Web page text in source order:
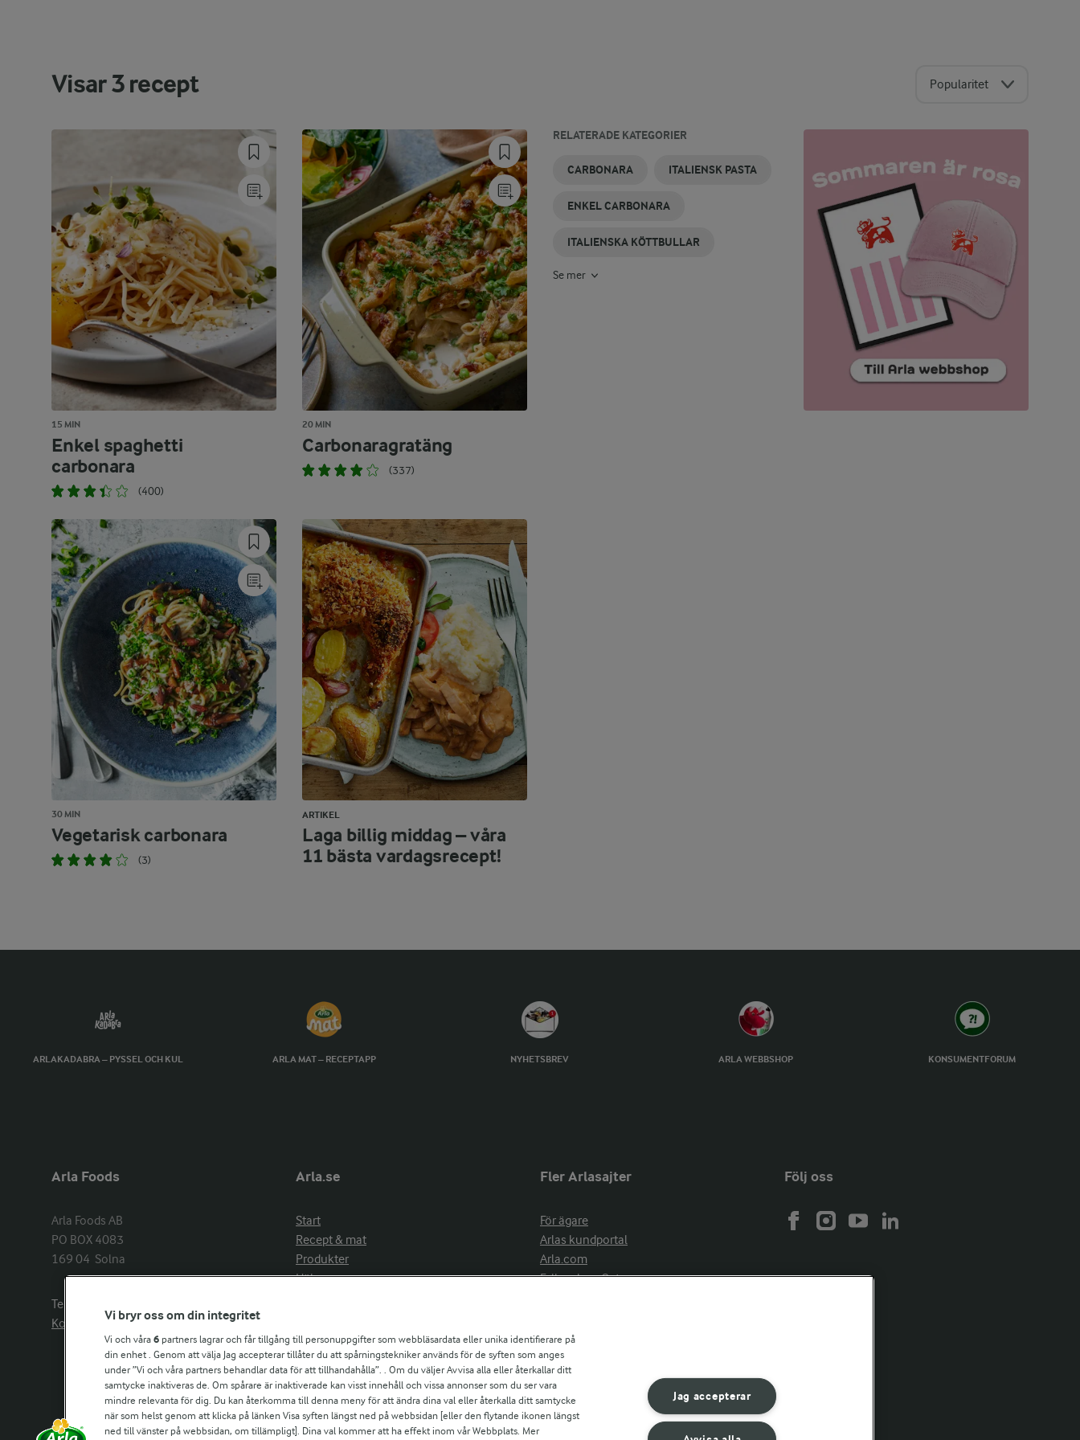
Visar3recept Popularitet
15 MIN
Enkel spaghetti
carbonara
(400)
20 MIN
Carbonaragratäng
(337)
RELATERADE KATEGORIER
CARBONARA ITALIENSK PASTA
ENKEL CARBONARA
ITALIENSKA KÖTTBULLAR
KRÄMIG
CARBONARA
CARBONARA
MED
GRÄDDE
ITALIENSK
PIZZA
ITALIENSK
KÖTTFÄRSSÅS
ITALIENSK
KÖTTFÄRS
ITALIENSK
MACKA
Se mer
30 MIN
Vegetarisk carbonara
(3)
ARTIKEL
Laga billig middag – våra
11 bästa vardagsrecept!
ARLAKADABRA – PYSSEL OCH KUL ARLA MAT – RECEPTAPP NYHETSBREV ARLA WEBBSHOP KONSUMENTFORUM
Arla Foods
Arla Foods AB
PO BOX 4083
169 04  Solna
Telefon:
Kontakta oss
Arla.se
Start
Recept & mat
Produkter
Hälsa
Aktuellt
Om Arla
Nyheter & press
Jobb & karriär
Kontakta oss
Fler Arlasajter
För ägare
Arlas kundportal
Arla.com
Falbygdens Ost
Följ oss
Vi bryr oss om din integritet
Vi och våra 6 partners lagrar och får tillgång till personuppgifter som webbläsardata eller unika identifierare på
din enhet . Genom att välja Jag accepterar tillåter du att spårningstekniker används för de syften som anges
under ”Vi och våra partners behandlar data för att tillhandahålla”. . Om du väljer Avvisa alla eller återkallar ditt
samtycke inaktiveras de. Om spårare är inaktiverade kan visst innehåll och vissa annonser som du ser vara
mindre relevanta för dig. Du kan återkomma till denna meny för att ändra dina val eller återkalla ditt samtycke
när som helst genom att klicka på länken Visa syften längst ned på webbsidan [eller den flytande ikonen längst
ned till vänster på webbsidan, om tillämpligt]. Dina val kommer att ha effekt inom vår Webbplats. Mer
Jag accepterar